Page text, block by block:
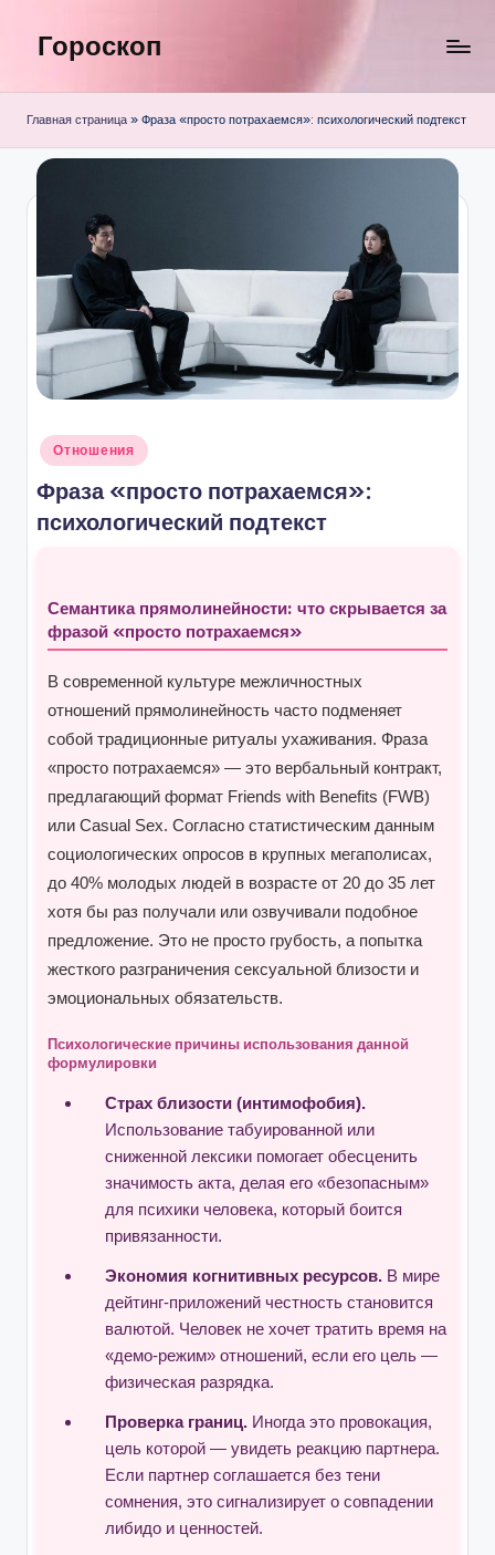
Перейти
содержимому
Гороскоп
Главная страница » Фраза «просто потрахаемся»: психологический подтекст
Опубликовано
Отношения
Фраза «просто потрахаемся»:
психологический подтекст
Семантика прямолинейности: что скрывается за
фразой «просто потрахаемся»
В современной культуре межличностных
отношений прямолинейность часто подменяет
собой традиционные ритуалы ухаживания. Фраза
«просто потрахаемся» — это вербальный контракт,
предлагающий формат Friends with Benefits (FWB)
или Casual Sex. Согласно статистическим данным
социологических опросов в крупных мегаполисах,
до 40% молодых людей в возрасте от 20 до 35 лет
хотя бы раз получали или озвучивали подобное
предложение. Это не просто грубость, а попытка
жесткого разграничения сексуальной близости и
эмоциональных обязательств.
Психологические причины использования данной
формулировки
Страх близости (интимофобия).
Использование табуированной или
сниженной лексики помогает обесценить
значимость акта, делая его «безопасным»
для психики человека, который боится
привязанности.
Экономия когнитивных ресурсов. В мире
дейтинг-приложений честность становится
валютой. Человек не хочет тратить время на
«демо-режим» отношений, если его цель —
физическая разрядка.
Проверка границ. Иногда это провокация,
цель которой — увидеть реакцию партнера.
Если партнер соглашается без тени
сомнения, это сигнализирует о совпадении
либидо и ценностей.